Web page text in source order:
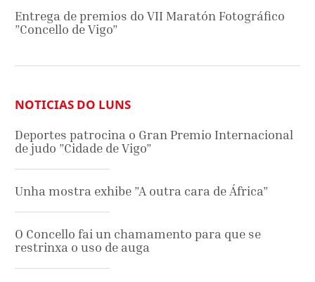
Entrega de premios do VII Maratón Fotográfico
”Concello de Vigo”
NOTICIAS DO LUNS
Deportes patrocina o Gran Premio Internacional
de judo ”Cidade de Vigo”
Unha mostra exhibe ”A outra cara de África”
O Concello fai un chamamento para que se
restrinxa o uso de auga